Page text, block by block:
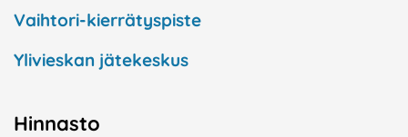
Vaihtori-kierrätyspiste
Ylivieskan jätekeskus
Hinnasto